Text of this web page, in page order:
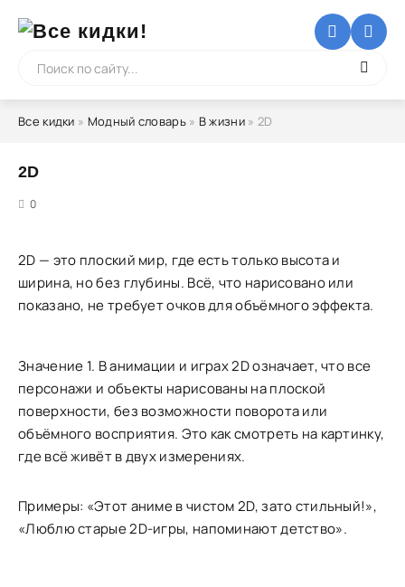
Все кидки » Модный словарь» В жизни» 2D
2D
0
2D — это плоский мир, где есть только высота и
ширина, но без глубины. Всё, что нарисовано или
показано, не требует очков для объёмного эффекта.
Значение 1. В анимации и играх 2D означает, что все
персонажи и объекты нарисованы на плоской
поверхности, без возможности поворота или
объёмного восприятия. Это как смотреть на картинку,
где всё живёт в двух измерениях.
Примеры: «Этот аниме в чистом 2D, зато стильный!»,
«Люблю старые 2D-игры, напоминают детство».